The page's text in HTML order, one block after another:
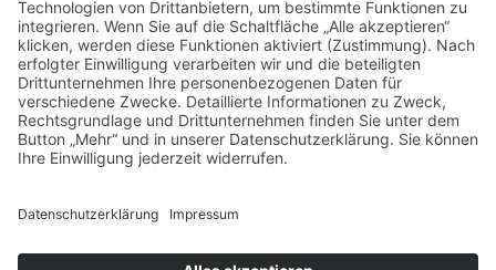
17.04.2026
Fahrtenprogramm 2026 ist fertig
12.10.2025
Darstellung verschiedener Orte innerhalb des
Gebiets der Heimatgemeinschaft Eckernförde
Neu: Historie der Güter im Altkreis Eckernförde